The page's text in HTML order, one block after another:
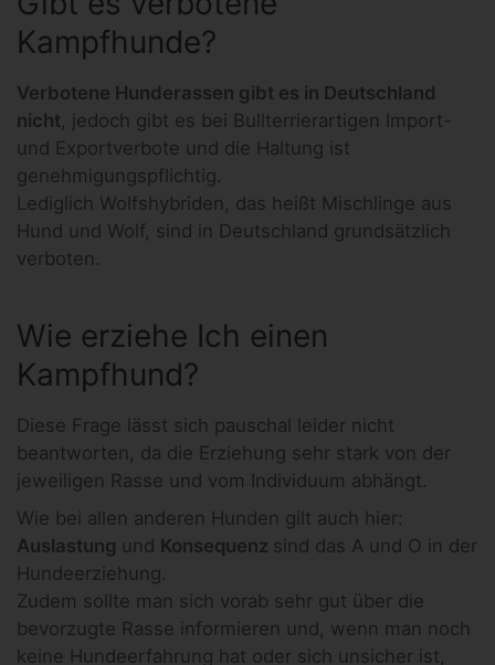
Kampfhunde?
Verbotene Hunderassen gibt es in Deutschland
nicht , jedoch gibt es bei Bullterrierartigen Import-
und Exportverbote und die Haltung ist
genehmigungspflichtig.
Lediglich Wolfshybriden, das heißt Mischlinge aus
Hund und Wolf, sind in Deutschland grundsätzlich
verboten.
Wie erziehe Ich einen
Kampfhund?
Diese Frage lässt sich pauschal leider nicht
beantworten, da die Erziehung sehr stark von der
jeweiligen Rasse und vom Individuum abhängt.
Wie bei allen anderen Hunden gilt auch hier:
Auslastung und Konsequenz sind das A und O in der
Hundeerziehung.
Zudem sollte man sich vorab sehr gut über die
bevorzugte Rasse informieren und, wenn man noch
keine Hundeerfahrung hat oder sich unsicher ist,